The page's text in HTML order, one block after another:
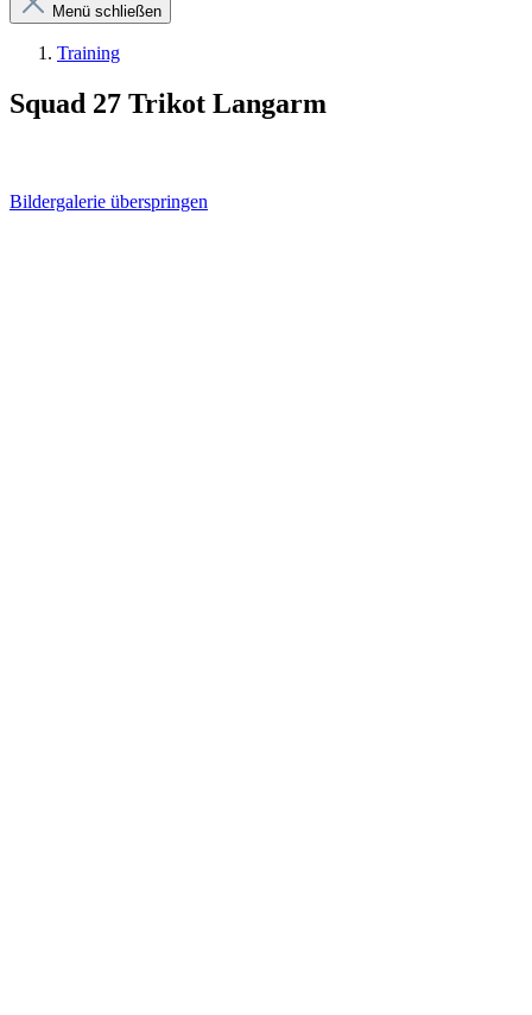
Menü schließen
Training
Squad 27 Trikot Langarm
Bildergalerie überspringen